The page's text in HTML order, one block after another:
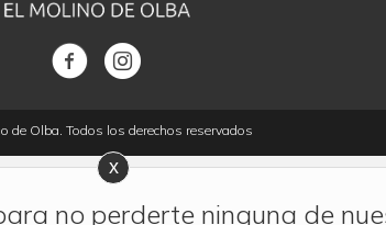
de Olba. Todos los derechos reservados
no perderte ninguna de